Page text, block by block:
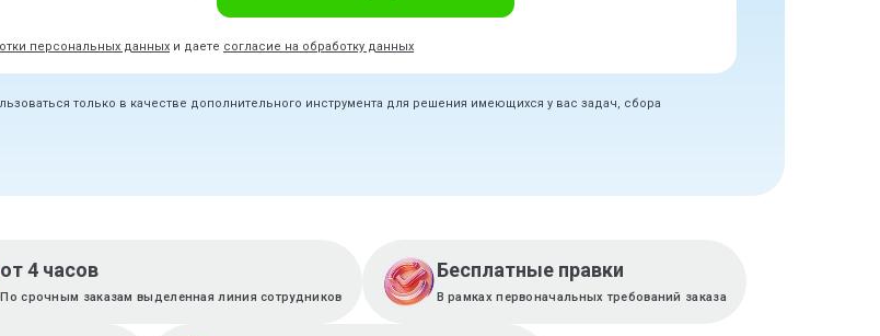
персональных данных и даете согласие на обработку данных
только в качестве дополнительного инструмента для решения имеющихся у вас задач, сбора
от 4 часов
По срочным заказам выделенная линия сотрудников
Бесплатные правки
В рамках первоначальных требований заказа